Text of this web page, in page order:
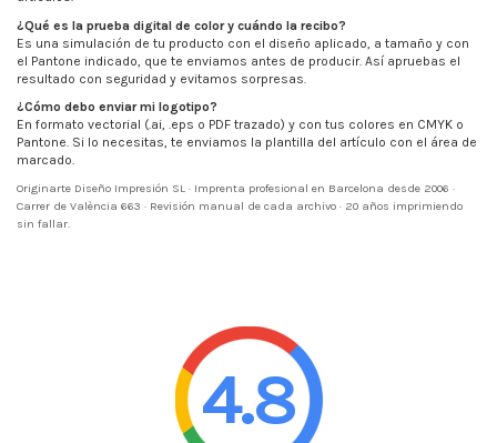
¿Qué es la prueba digital de color y cuándo la recibo?
Es una simulación de tu producto con el diseño aplicado, a tamaño y con
el Pantone indicado, que te enviamos antes de producir. Así apruebas el
resultado con seguridad y evitamos sorpresas.
¿Cómo debo enviar mi logotipo?
En formato vectorial (.ai, .eps o PDF trazado) y con tus colores en CMYK o
Pantone. Si lo necesitas, te enviamos la plantilla del artículo con el área de
marcado.
Originarte Diseño Impresión SL · Imprenta profesional en Barcelona desde 2006 ·
Carrer de València 663 · Revisión manual de cada archivo · 20 años imprimiendo
sin fallar.
4.8